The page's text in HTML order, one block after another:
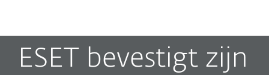
ESET bevestigt zijn